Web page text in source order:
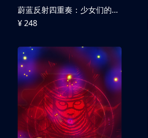
蔚蓝反射四重奏：少女们的奇迹
¥ 248